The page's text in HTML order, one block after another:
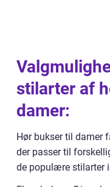
stilarter af
damer:
Hør bukser til damer
der passer til
de populære stilarter